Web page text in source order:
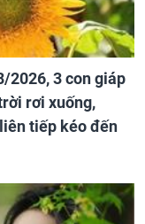
2026, 3 con giáp
rơi xuống,
tiếp kéo đến